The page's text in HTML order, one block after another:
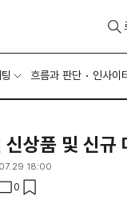
흐름과 판단 인사이
상품 및 신규
18:00
0